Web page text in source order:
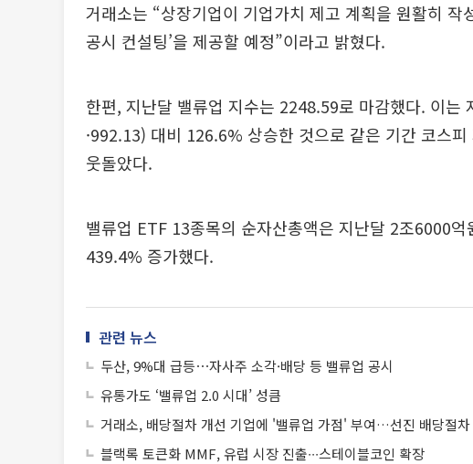
거래소는 “상장기업이 기업가치 제고 계획을 원활히 작
공시 컨설팅’을 제공할 예정”이라고 밝혔다.
한편, 지난달 밸류업 지수는 2248.59로 마감했다. 이는
·992.13) 대비 126.6% 상승한 것으로 같은 기간 코스
웃돌았다.
밸류업 ETF 13종목의 순자산총액은 지난달 2조6000
439.4% 증가했다.
관련 뉴스
두산, 9%대 급등⋯자사주 소각·배당 등 밸류업 공시
유통가도 ‘밸류업 2.0 시대’ 성큼
거래소, 배당절차 개선 기업에 '밸류업 가점' 부여…선진 배당절차
블랙록 토큰화 MMF, 유럽 시장 진출∙∙∙스테이블코인 확장